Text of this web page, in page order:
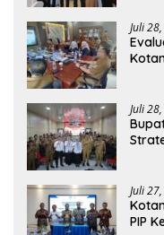
Juli
Juli
Juli
PIP